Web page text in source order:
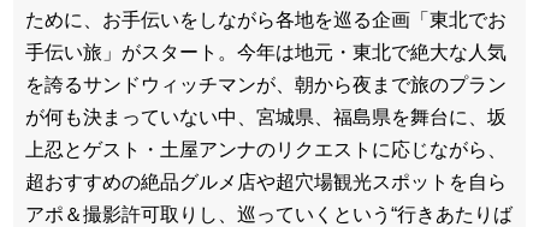
ために、お手伝いをしながら各地を巡る企画「東北でお
手伝い旅」がスタート。今年は地元・東北で絶大な人気
を誇るサンドウィッチマンが、朝から夜まで旅のプラン
が何も決まっていない中、宮城県、福島県を舞台に、坂
上忍とゲスト・土屋アンナのリクエストに応じながら、
超おすすめの絶品グルメ店や超穴場観光スポットを自ら
アポ＆撮影許可取りし、巡っていくという“行きあたりば